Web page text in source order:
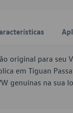
original para seu
em Tiguan
genuínas na sua